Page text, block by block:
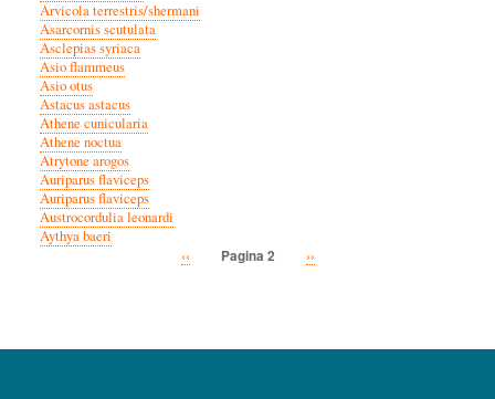
Arvicola terrestris/shermani
Asarcornis scutulata
Asclepias syriaca
Asio flammeus
Asio otus
Astacus astacus
Athene cunicularia
Athene noctua
Atrytone arogos
Auriparus flaviceps
Auriparus flaviceps
Austrocordulia leonardi
Aythya baeri
Vorige
‹‹ Pagina 2
Volgende
››